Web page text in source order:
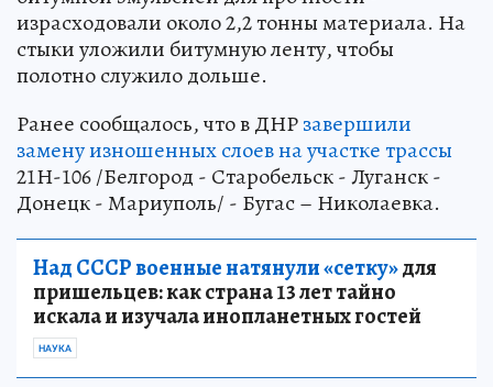
израсходовали около 2,2 тонны материала. На
стыки уложили битумную ленту, чтобы
полотно служило дольше.
Ранее сообщалось, что в ДНРзавершили
замену изношенных слоев на участке трассы
21Н-106 /Белгород - Старобельск - Луганск -
Донецк - Мариуполь/ - Бугас – Николаевка.
Над СССР военные натянули «сетку»для
пришельцев: как страна 13 лет тайно
искала и изучала инопланетных гостей
НАУКА